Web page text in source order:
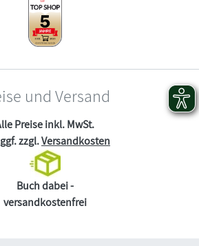
und Versand
Preise inkl. MwSt.
zzgl.Versandkosten
Buch dabei -
versandkostenfrei